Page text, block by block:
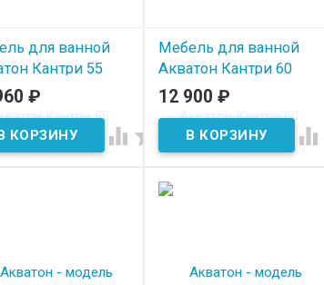
для ванной
Кантри 55
₽
 
Мебель для ванной
Акватон Кантри 60
В наличии
12 900₽
